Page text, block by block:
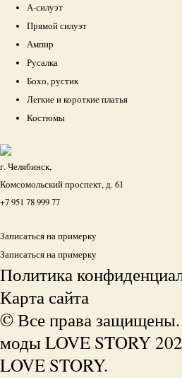
А-силуэт
Прямой силуэт
Ампир
Русалка
Бохо, рустик
Легкие и короткие платья
Костюмы
г. Челябинск,
Комсомольский проспект, д. 61
+7 951 78 999 77
Записаться на примерку
Записаться на примерку
Политика
Карта сайта
© Все права
моды LOVE STORY
LOVE STORY.